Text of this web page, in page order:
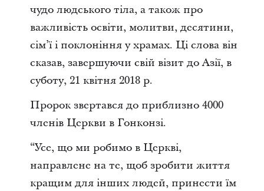
чудо людського тіла, а також про
важливість освіти, молитви, десятини,
сім’ї і поклоніння у храмах. Ці слова він
сказав, завершуючи свій візит до Азії, в
суботу, 21 квітня 2018 р.
Пророк звертався до приблизно 4000
членів Церкви в Гонконзі.
“Усе, що ми робимо в Церкві,
направлене на те, щоб зробити життя
кращим для інших людей, принести їм